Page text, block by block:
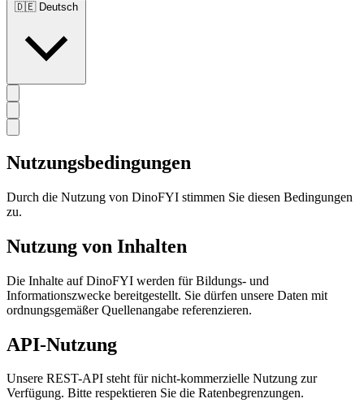
🇩🇪 Deutsch
Nutzungsbedingungen
Durch die Nutzung von DinoFYI stimmen Sie diesen Bedingungen
zu.
Nutzung von Inhalten
Die Inhalte auf DinoFYI werden für Bildungs- und
Informationszwecke bereitgestellt. Sie dürfen unsere Daten mit
ordnungsgemäßer Quellenangabe referenzieren.
API-Nutzung
Unsere REST-API steht für nicht-kommerzielle Nutzung zur
Verfügung. Bitte respektieren Sie die Ratenbegrenzungen.